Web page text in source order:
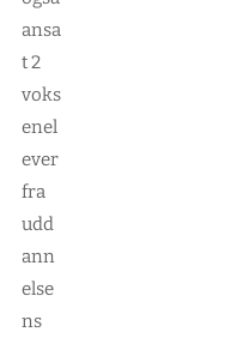
ansa
t 2
voks
enel
ever
fra
udd
ann
else
ns